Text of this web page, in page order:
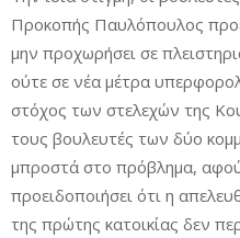
Προκοπής Παυλόπουλος
μην προχωρήσει σε
ούτε σε νέα μέτρα
στόχος των στελεχών της
τους βουλευτές των δύο
μπροστά στο πρόβλημα,
προειδοποιήσει ότι η
της πρώτης κατοικίας δεν